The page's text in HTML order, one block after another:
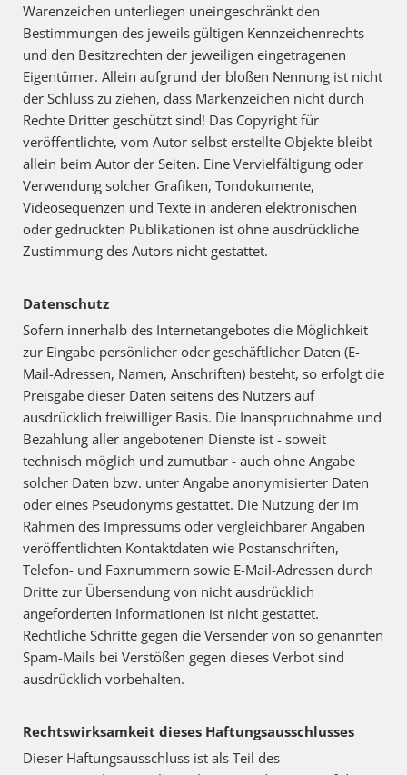
Warenzeichen unterliegen uneingeschränkt den
Bestimmungen des jeweils gültigen Kennzeichenrechts
und den Besitzrechten der jeweiligen eingetragenen
Eigentümer. Allein aufgrund der bloßen Nennung ist nicht
der Schluss zu ziehen, dass Markenzeichen nicht durch
Rechte Dritter geschützt sind! Das Copyright für
veröffentlichte, vom Autor selbst erstellte Objekte bleibt
allein beim Autor der Seiten. Eine Vervielfältigung oder
Verwendung solcher Grafiken, Tondokumente,
Videosequenzen und Texte in anderen elektronischen
oder gedruckten Publikationen ist ohne ausdrückliche
Zustimmung des Autors nicht gestattet.
Datenschutz
Sofern innerhalb des Internetangebotes die Möglichkeit
zur Eingabe persönlicher oder geschäftlicher Daten (E-
Mail-Adressen, Namen, Anschriften) besteht, so erfolgt die
Preisgabe dieser Daten seitens des Nutzers auf
ausdrücklich freiwilliger Basis. Die Inanspruchnahme und
Bezahlung aller angebotenen Dienste ist - soweit
technisch möglich und zumutbar - auch ohne Angabe
solcher Daten bzw. unter Angabe anonymisierter Daten
oder eines Pseudonyms gestattet. Die Nutzung der im
Rahmen des Impressums oder vergleichbarer Angaben
veröffentlichten Kontaktdaten wie Postanschriften,
Telefon- und Faxnummern sowie E-Mail-Adressen durch
Dritte zur Übersendung von nicht ausdrücklich
angeforderten Informationen ist nicht gestattet.
Rechtliche Schritte gegen die Versender von so genannten
Spam-Mails bei Verstößen gegen dieses Verbot sind
ausdrücklich vorbehalten.
Rechtswirksamkeit dieses Haftungsausschlusses
Dieser Haftungsausschluss ist als Teil des